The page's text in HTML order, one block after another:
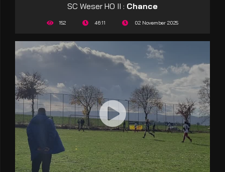
SC Weser HO II : Chance
152 46:11 02 November 2025